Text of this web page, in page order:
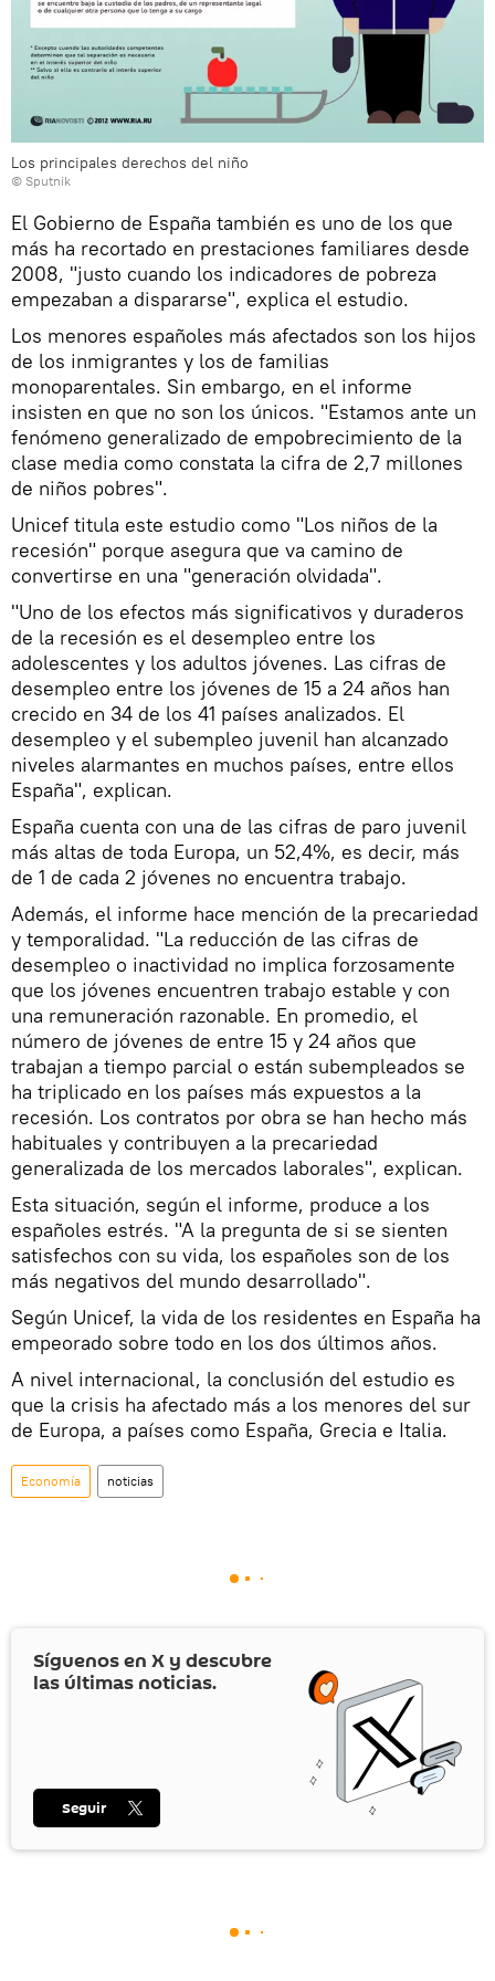
Los principales derechos del niño
© Sputnik
El Gobierno de España también es uno de los que
más ha recortado en prestaciones familiares desde
2008, "justo cuando los indicadores de pobreza
empezaban a dispararse", explica el estudio.
Los menores españoles más afectados son los hijos
de los inmigrantes y los de familias
monoparentales. Sin embargo, en el informe
insisten en que no son los únicos. "Estamos ante un
fenómeno generalizado de empobrecimiento de la
clase media como constata la cifra de 2,7 millones
de niños pobres".
Unicef titula este estudio como "Los niños de la
recesión" porque asegura que va camino de
convertirse en una "generación olvidada".
"Uno de los efectos más significativos y duraderos
de la recesión es el desempleo entre los
adolescentes y los adultos jóvenes. Las cifras de
desempleo entre los jóvenes de 15 a 24 años han
crecido en 34 de los 41 países analizados. El
desempleo y el subempleo juvenil han alcanzado
niveles alarmantes en muchos países, entre ellos
España", explican.
España cuenta con una de las cifras de paro juvenil
más altas de toda Europa, un 52,4%, es decir, más
de 1 de cada 2 jóvenes no encuentra trabajo.
Además, el informe hace mención de la precariedad
y temporalidad. "La reducción de las cifras de
desempleo o inactividad no implica forzosamente
que los jóvenes encuentren trabajo estable y con
una remuneración razonable. En promedio, el
número de jóvenes de entre 15 y 24 años que
trabajan a tiempo parcial o están subempleados se
ha triplicado en los países más expuestos a la
recesión. Los contratos por obra se han hecho más
habituales y contribuyen a la precariedad
generalizada de los mercados laborales", explican.
Esta situación, según el informe, produce a los
españoles estrés. "A la pregunta de si se sienten
satisfechos con su vida, los españoles son de los
más negativos del mundo desarrollado".
Según Unicef, la vida de los residentes en España ha
empeorado sobre todo en los dos últimos años.
A nivel internacional, la conclusión del estudio es
que la crisis ha afectado más a los menores del sur
de Europa, a países como España, Grecia e Italia.
Economía noticias
Síguenos en X y descubre
las últimas noticias.
Seguir